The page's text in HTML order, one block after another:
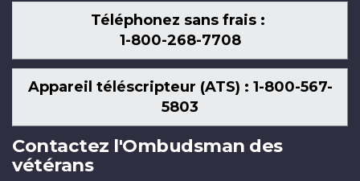
Téléphonez sans frais :
1-800-268-7708
Appareil téléscripteur (ATS) : 1-800-567-
5803
Contactez l'Ombudsman des
vétérans